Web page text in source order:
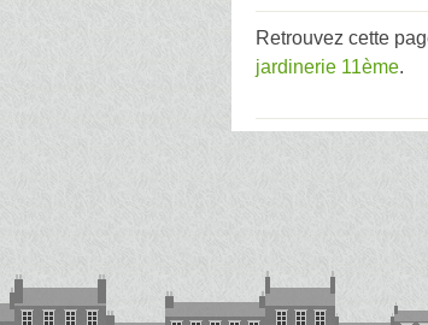
Retrouvez cette
jardinerie 11ème.